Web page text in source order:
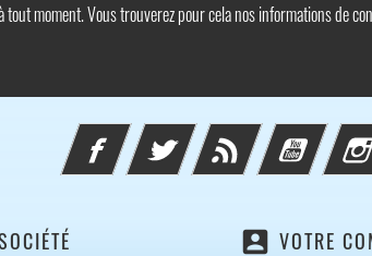
tout moment. Vous trouverez pour cela nos informations de
FacebookTwitter Rss
account_box VOTRE